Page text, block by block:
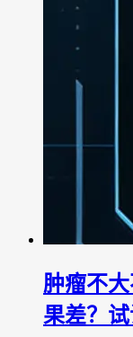
肿瘤不
果差？